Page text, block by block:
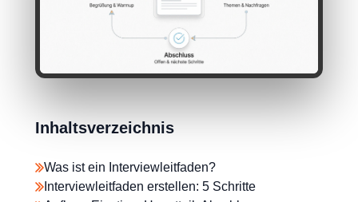
Inhaltsverzeichnis
Was ist ein Interviewleitfaden?
Interviewleitfaden erstellen: 5 Schritte